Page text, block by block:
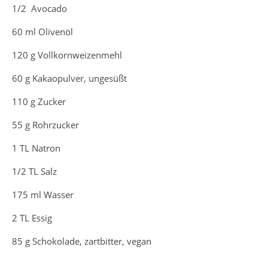
1/2 Avocado
60 ml Olivenöl
120 g Vollkornweizenmehl
60 g Kakaopulver, ungesüßt
110 g Zucker
55 g Rohrzucker
1 TL Natron
1/2 TL Salz
175 ml Wasser
2 TL Essig
85 g Schokolade, zartbitter, vegan